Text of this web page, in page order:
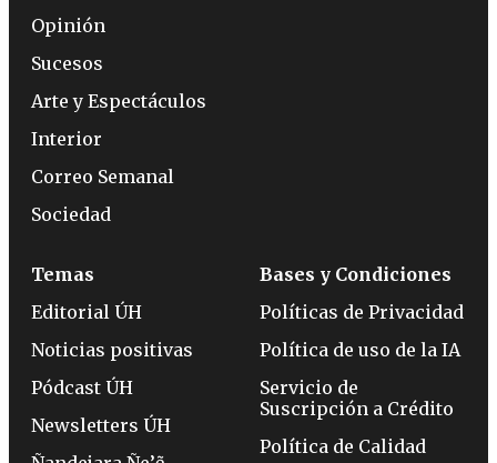
Opinión
Sucesos
Arte y Espectáculos
Interior
Correo Semanal
Sociedad
Temas
Editorial ÚH
Noticias positivas
Pódcast ÚH
Newsletters ÚH
Bases y Condiciones
Políticas de Privacidad
Política de uso de la IA
Servicio de
Suscripción a Crédito
Política de Calidad